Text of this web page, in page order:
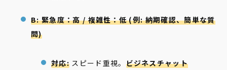
B: 緊急度：高 / 複雑性：低 (例: 納期確認、簡単な質
問)
対応:スピード重視。 ビジネスチャット